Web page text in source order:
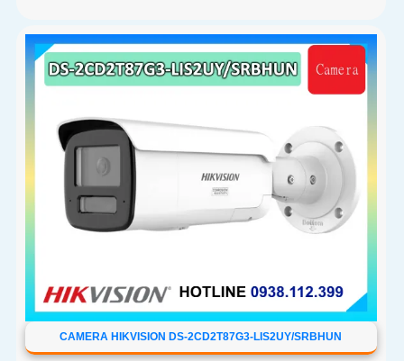
CAMERA HIKVISION DS-2CD2T87G3-LIS2UY/SRBHUN